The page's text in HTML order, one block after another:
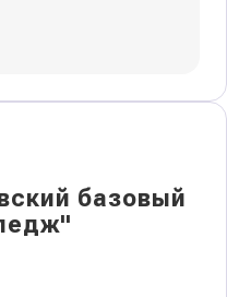
базовый